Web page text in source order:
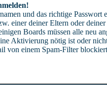
und das richtige
einer deiner Eltern oder
Boards müssen alle neu
Aktivierung nötig ist oder
von einem Spam-Filter